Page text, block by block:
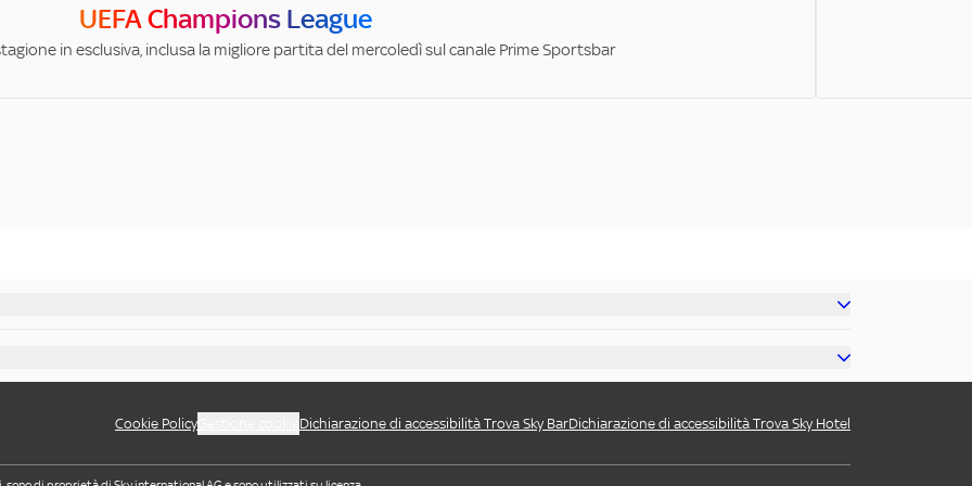
UEFA Champions League
in esclusiva, inclusa la migliore partita del mercoledì sul canale Prime Sportsbar
Cookie Policy Dichiarazione di accessibilità Trova Sky BarDichiarazione di accessibilità Trova Sky Hotel